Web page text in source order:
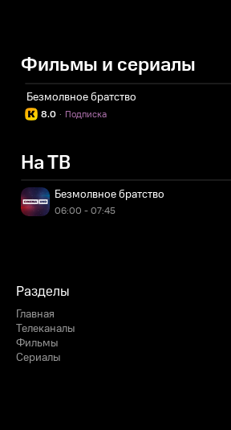
Фильмы и сериалы
Безмолвное братство
8.0 Подписка
·
На ТВ
Безмолвное братство
06:00 - 07:45
Разделы
Главная
Телеканалы
Фильмы
Сериалы